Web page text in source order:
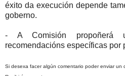
éxito da execución depende
goberno.
- A Comisión propoñerá
recomendacións específicas por
Si desexa facer algún comentario poder enviar un